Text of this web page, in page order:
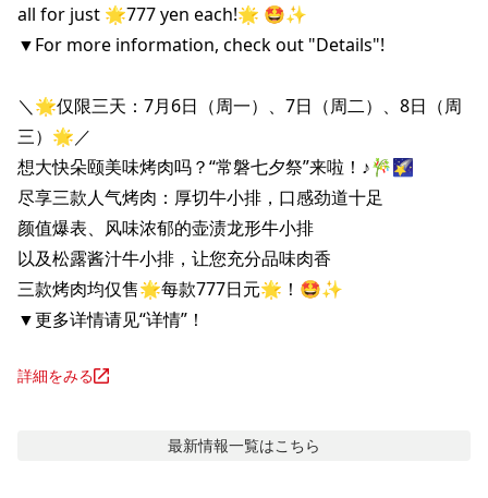
all for just 🌟777 yen each!🌟 🤩✨
▼For more information, check out "Details"!
＼🌟仅限三天：7月6日（周一）、7日（周二）、8日（周
三）🌟／
想大快朵颐美味烤肉吗？“常磐七夕祭”来啦！♪🎋🌠
尽享三款人气烤肉：厚切牛小排，口感劲道十足
颜值爆表、风味浓郁的壶渍龙形牛小排
以及松露酱汁牛小排，让您充分品味肉香
三款烤肉均仅售🌟每款777日元🌟！🤩✨
▼更多详情请见“详情”！
詳細をみる
最新情報一覧はこちら